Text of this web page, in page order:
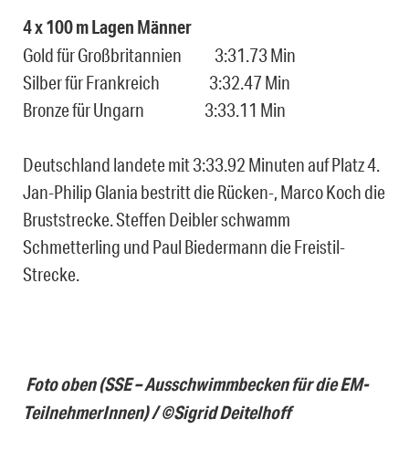
4 x 100 m Lagen Männer
Gold für Großbritannien 3:31.73 Min
Silber für Frankreich 3:32.47 Min
Bronze für Ungarn 3:33.11 Min
Deutschland landete mit 3:33.92 Minuten auf Platz 4.
Jan-Philip Glania bestritt die Rücken-, Marco Koch die
Bruststrecke. Steffen Deibler schwamm
Schmetterling und Paul Biedermann die Freistil-
Strecke.
Foto oben (SSE – Ausschwimmbecken für die EM-
TeilnehmerInnen) / ©Sigrid Deitelhoff